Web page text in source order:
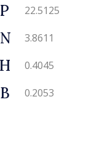
22.5125
3.8611
0.4045
0.2053